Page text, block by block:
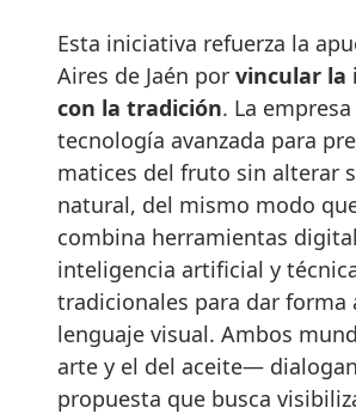
Esta iniciativa refuerza la
Aires de Jaén por vincular la
con la tradición. La
tecnología avanzada para
matices del fruto sin alterar
natural, del mismo modo
combina herramientas
inteligencia artificial y
tradicionales para dar forma
lenguaje visual. Ambos
arte y el del aceite—
propuesta que busca